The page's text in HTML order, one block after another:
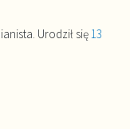
Urodził się13